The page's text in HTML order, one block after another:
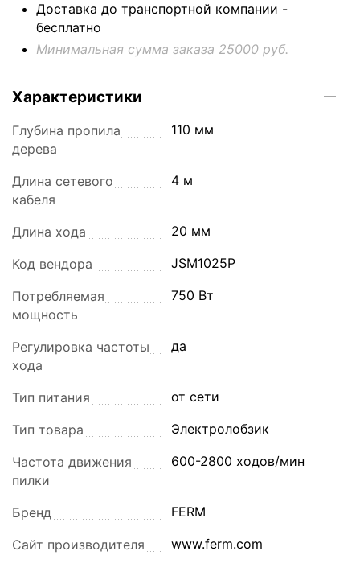
Доставка до транспортной компании -
бесплатно
Минимальная сумма заказа 25000 руб.
Характеристики
Глубина пропила
дерева
110 мм
Длина сетевого
кабеля
4 м
Длина хода 20 мм
Код вендора JSM1025P
Потребляемая
мощность
750 Вт
Регулировка частоты
хода
да
Тип питания от сети
Тип товара Электролобзик
Частота движения
пилки
600-2800 ходов/мин
Бренд FERM
Сайт производителя www.ferm.com